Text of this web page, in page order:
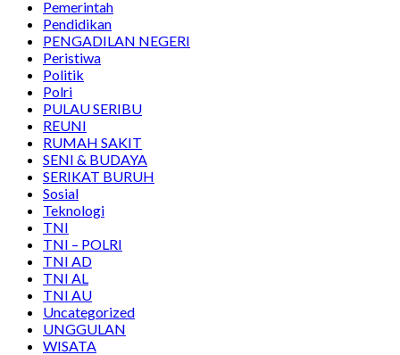
Pemerintah
Pendidikan
PENGADILAN NEGERI
Peristiwa
Politik
Polri
PULAU SERIBU
REUNI
RUMAH SAKIT
SENI & BUDAYA
SERIKAT BURUH
Sosial
Teknologi
TNI
TNI – POLRI
TNI AD
TNI AL
TNI AU
Uncategorized
UNGGULAN
WISATA